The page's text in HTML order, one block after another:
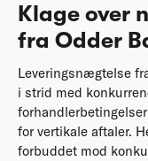
Klage over
fra Odder
Leveringsnægtelse
i strid med
for vertikale aftaler.
forbuddet mod